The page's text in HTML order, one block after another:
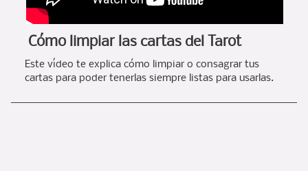
Cómo limpiar las cartas del Tarot
Este vídeo te explica cómo limpiar o consagrar tus
cartas para poder tenerlas siempre listas para usarlas.